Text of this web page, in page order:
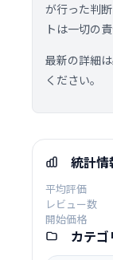
が行った判
トは一切の
最新の詳細
ください。
統計情
平均評価
レビュー数
開始価格
カテゴ